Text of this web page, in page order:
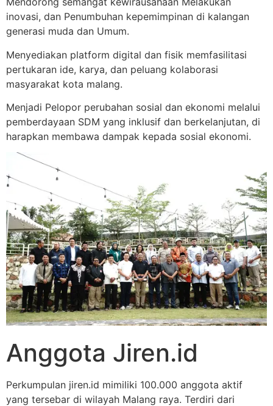
inovasi, dan Penumbuhan kepemimpinan di kalangan
generasi muda dan Umum.
Menyediakan platform digital dan fisik memfasilitasi
pertukaran ide, karya, dan peluang kolaborasi
masyarakat kota malang.
Menjadi Pelopor perubahan sosial dan ekonomi melalui
pemberdayaan SDM yang inklusif dan berkelanjutan, di
harapkan membawa dampak kepada sosial ekonomi.
Anggota Jiren.id
Perkumpulan jiren.id mimiliki 100.000 anggota aktif
yang tersebar di wilayah Malang raya. Terdiri dari